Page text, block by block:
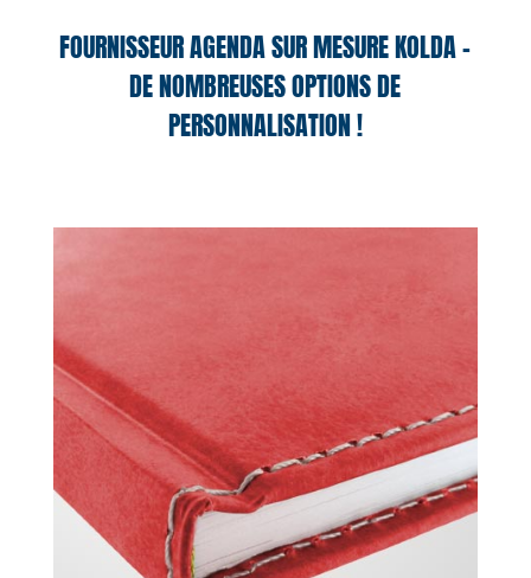
FOURNISSEUR AGENDA SUR MESURE KOLDA –
DE NOMBREUSES OPTIONS DE
PERSONNALISATION !